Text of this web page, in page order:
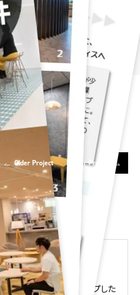
EN
えんらぼ）』
株式会社エスユーエス
様
Older Project Newer Project
スデザイン事例集
から規模別にピックアップした